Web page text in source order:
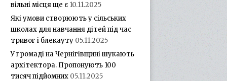
вільні місця ще є 10.11.2025
Які умови створюють у сільських
школах для навчання дітей під час
тривог і блекауту 05.11.2025
У громаді на Чернігівщині шукають
архітектора. Пропонують 100
тисяч підйомних 05.11.2025